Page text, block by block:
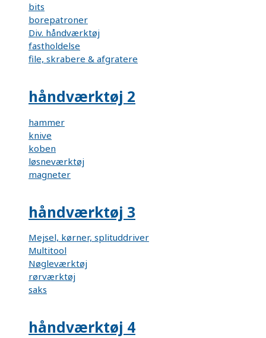
bits
borepatroner
Div. håndværktøj
fastholdelse
file, skrabere & afgratere
håndværktøj 2
hammer
knive
koben
løsneværktøj
magneter
håndværktøj 3
Mejsel, kørner, splituddriver
Multitool
Nøgleværktøj
rørværktøj
saks
håndværktøj 4